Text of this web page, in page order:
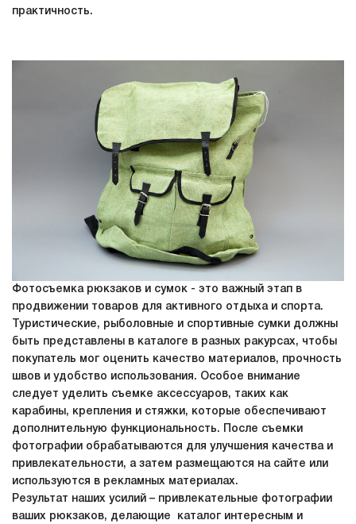
практичность.
Фотосъемка рюкзаков и сумок - это важный этап в
продвижении товаров для активного отдыха и спорта.
Туристические, рыболовные и спортивные сумки должны
быть представлены в каталоге в разных ракурсах, чтобы
покупатель мог оценить качество материалов, прочность
швов и удобство использования. Особое внимание
следует уделить съемке аксессуаров, таких как
карабины, крепления и стяжки, которые обеспечивают
дополнительную функциональность. После съемки
фотографии обрабатываются для улучшения качества и
привлекательности, а затем размещаются на сайте или
используются в рекламных материалах.
Результат наших усилий – привлекательные фотографии
ваших рюкзаков, делающие каталог интересным и